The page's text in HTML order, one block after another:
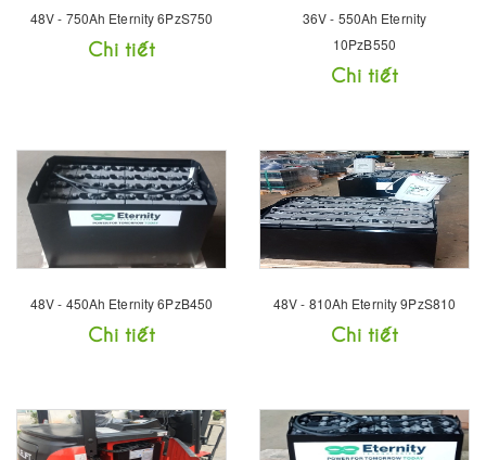
48V - 750Ah Eternity 6PzS750
Chi tiết
36V - 550Ah Eternity
10PzB550
Chi tiết
48V - 450Ah Eternity 6PzB450
Chi tiết
48V - 810Ah Eternity 9PzS810
Chi tiết